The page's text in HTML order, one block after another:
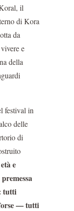
il
di Kora
da
e
della
festival in
delle
di
e
tutti
— tutti